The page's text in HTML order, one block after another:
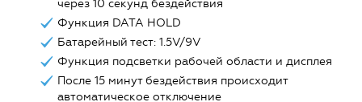
через 10 секунд бездействия
Функция DATA HOLD
Батарейный тест: 1.5V/9V
Функция подсветки рабочей области и дисплея
После 15 минут бездействия происходит
автоматическое отключение